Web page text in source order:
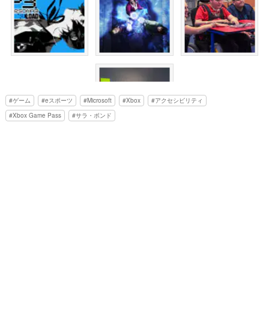
ゲーム eスポーツ Microsoft Xbox
アクセシビリティ
Xbox Game Pass
サラ・ボンド